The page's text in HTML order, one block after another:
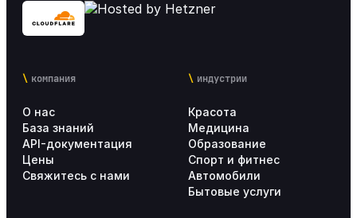
компания
О нас
База знаний
API-документация
Цены
Свяжитесь с нами
индустрии
Красота
Медицина
Образование
Спорт и фитнес
Автомобили
Бытовые услуги